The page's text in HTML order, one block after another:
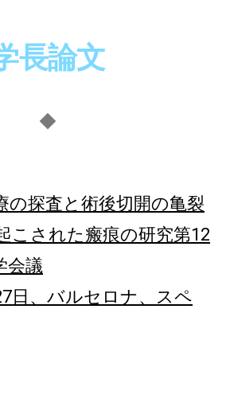
長論文
◆
の探査と術後切開の亀裂
こされた瘢痕の研究第12
会議
日、バルセロナ、スペ